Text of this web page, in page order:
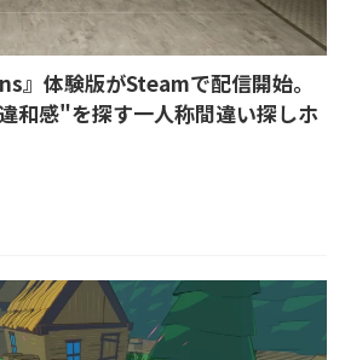
』体験版がSteamで配信開始。
和感"を探す一人称間違い探しホ